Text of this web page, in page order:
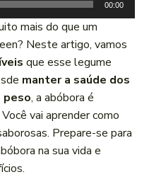
00:00
mais do que um
Neste artigo, vamos
que esse legume
manter a saúde dos
peso, a abóbora é
vai aprender como
Prepare-se para
na sua vida e